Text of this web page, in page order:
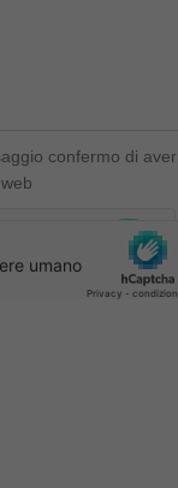
confermo di